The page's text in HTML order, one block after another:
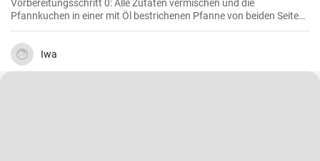
Vorbereitungsschritt 0: Alle Zutaten vermischen und die
Pfannkuchen in einer mit Öl bestrichenen Pfanne von beiden Seiten
braten.
Iwa